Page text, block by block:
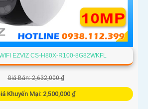
EZVIZ CS-H80X-R100-8G82WKFL
Giá Bán: 2,632,000 ₫
Khuyến Mại: 2,500,000 ₫